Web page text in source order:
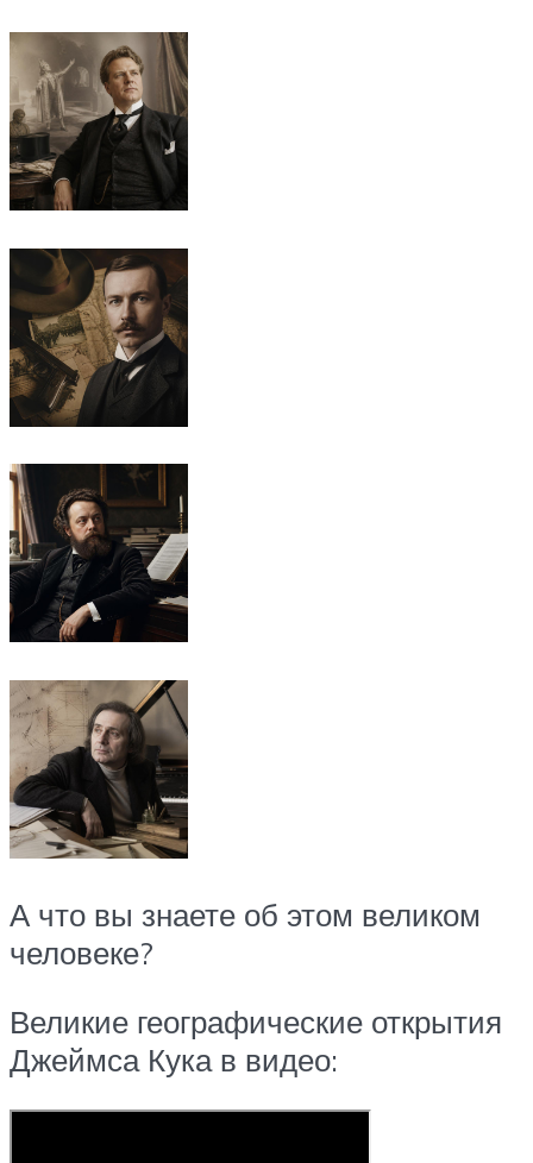
А что вы знаете об этом великом
человеке?
Великие географические открытия
Джеймса Кука в видео: